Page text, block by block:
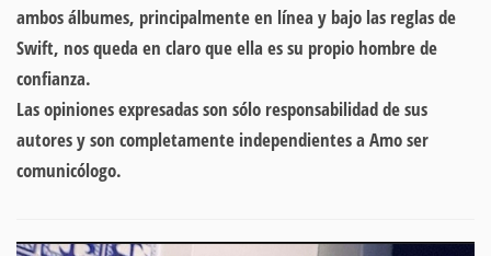
ambos álbumes, principalmente en línea y bajo las reglas de
Swift, nos queda en claro que ella es su propio hombre de
confianza.
Las opiniones expresadas son sólo responsabilidad de sus
autores y son completamente independientes a Amo ser
comunicólogo.